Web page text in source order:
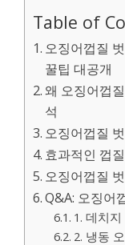
Table of
오징어껍질
꿀팁 대공개
왜 오징어껍
석
오징어껍질
효과적인 껍
오징어껍질
Q&A: 오징어
1. 데치
2. 냉동